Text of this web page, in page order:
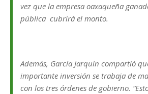
vez que la empresa oaxaqueña
pública cubrirá el monto.
Además, García Jarquín compartió
importante inversión se trabaja de
con los tres órdenes de gobierno.